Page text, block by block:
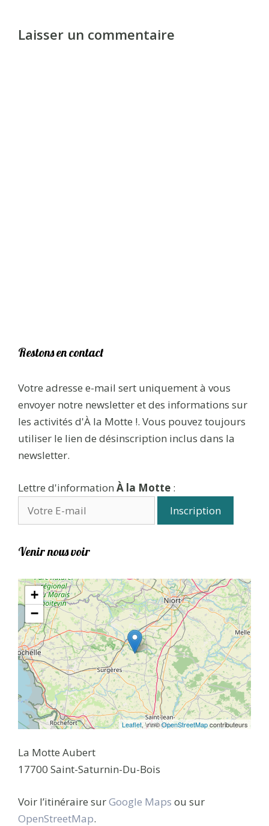
Laisser un commentaire
Restons en contact
Votre adresse e-mail sert uniquement à vous
envoyer notre newsletter et des informations sur
les activités d'À la Motte !. Vous pouvez toujours
utiliser le lien de désinscription inclus dans la
newsletter.
Lettre d'information À la Motte :
Venir nous voir
+
−
Leaflet, \r\n©OpenStreetMapcontributeurs
La Motte Aubert
17700 Saint-Saturnin-Du-Bois
Voir l’itinéraire surGoogle Maps ou sur
OpenStreetMap.